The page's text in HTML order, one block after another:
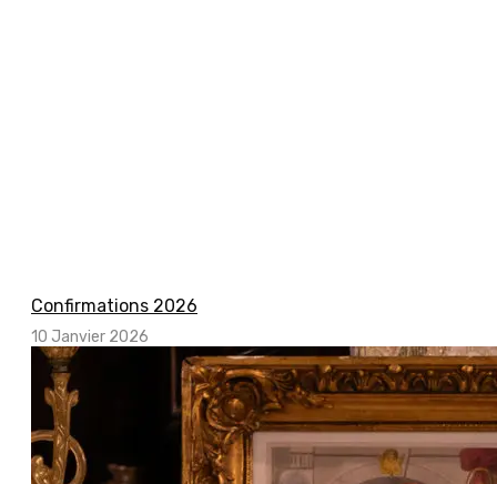
Confirmations 2026
10 Janvier 2026